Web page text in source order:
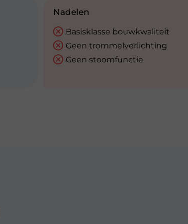
Nadelen
Basisklasse bouwkwaliteit
Geen trommelverlichting
Geen stoomfunctie